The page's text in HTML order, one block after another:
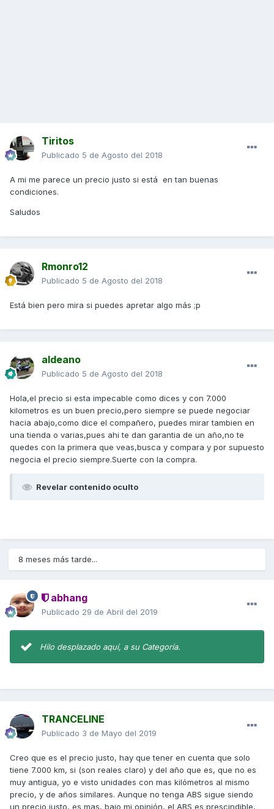
Tiritos
Publicado 5 de Agosto del 2018
A mi me parece un precio justo si está en tan buenas
condiciones.
Saludos
Rmonro12
Publicado 5 de Agosto del 2018
Está bien pero mira si puedes apretar algo más ;p
aldeano
Publicado 5 de Agosto del 2018
Hola,el precio si esta impecable como dices y con 7.000
kilometros es un buen precio,pero siempre se puede negociar
hacia abajo,como dice el compañero, puedes mirar tambien en
una tienda o varias,pues ahi te dan garantia de un año,no te
quedes con la primera que veas,busca y compara y por supuesto
negocia el precio siempre.Suerte con la compra.
Revelar contenido oculto
8 meses más tarde...
abhang
Publicado 29 de Abril del 2019
Hilo desplazado aquí, a su Categoría.
TRANCELINE
Publicado 3 de Mayo del 2019
Creo que es el precio justo, hay que tener en cuenta que solo
tiene 7.000 km, si (son reales claro) y del año que es, que no es
muy antigua, yo e visto unidades con mas kilómetros al mismo
precio, y de años similares. Aunque no tenga ABS sigue siendo
un precio justo, es mas, bajo mi opinión, el ABS es prescindible,